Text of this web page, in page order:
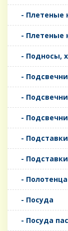
- Плетеные
- Плетеные
- Подносы,
-
-
-
-
-
-
- Посуда
- Посуда